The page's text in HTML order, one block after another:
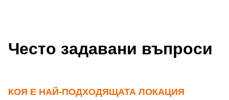
Често задавани въпроси
КОЯ Е НАЙ-ПОДХОДЯЩАТА ЛОКАЦИЯ